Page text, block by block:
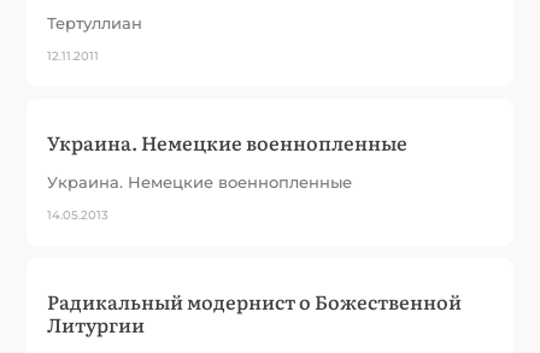
Тертуллиан
12.11.2011
Украина. Немецкие военнопленные
Украина. Немецкие военнопленные
14.05.2013
Радикальный модернист о Божественной
Литургии